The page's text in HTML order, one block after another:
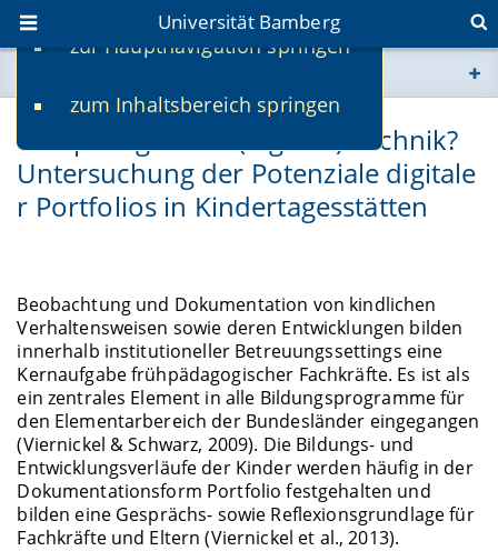
zur Hauptnavigation springen
zum Inhaltsbereich springen
Universität Bamberg
www.uni-bamberg.de
univis.uni-bamberg.de
Vorsprung durch (digitale) Technik?
Untersuchung der Potenziale digitale
r Portfolios in Kindertagesstätten
Beobachtung und Dokumentation von kindlichen
Verhaltensweisen sowie deren Entwicklungen bilden
innerhalb institutioneller Betreuungssettings eine
Kernaufgabe frühpädagogischer Fachkräfte. Es ist als
ein zentrales Element in alle Bildungsprogramme für
den Elementarbereich der Bundesländer eingegangen
(Viernickel & Schwarz, 2009). Die Bildungs- und
Entwicklungsverläufe der Kinder werden häufig in der
Dokumentationsform Portfolio festgehalten und
bilden eine Gesprächs- sowie Reflexionsgrundlage für
Fachkräfte und Eltern (Viernickel et al., 2013).